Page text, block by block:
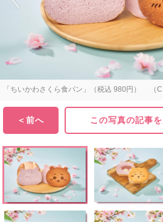
「ちいかわさくら食パン」（税込 980円） （
＜前へ この写真の記事